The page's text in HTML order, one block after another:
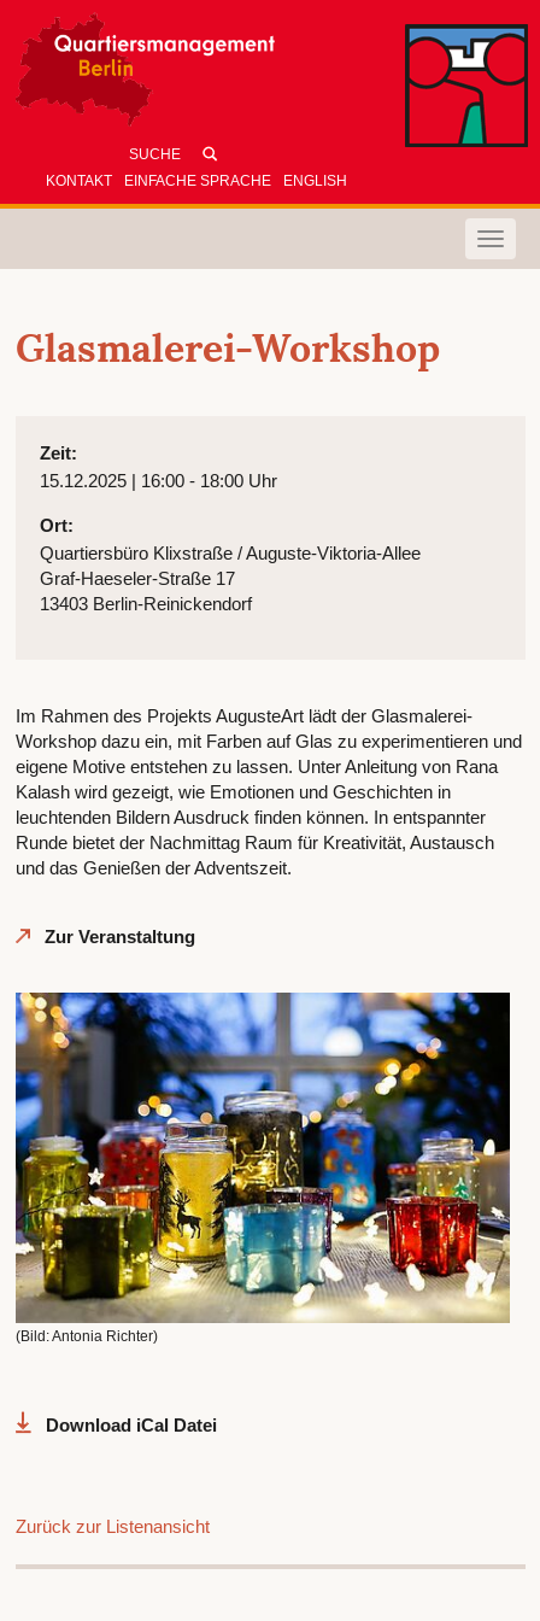
KONTAKT EINFACHE SPRACHE ENGLISH
Toggle
Glasmalerei-Workshop
Zeit:
15.12.2025 | 16:00 - 18:00 Uhr
Ort:
Quartiersbüro Klixstraße / Auguste-Viktoria-Allee
Graf-Haeseler-Straße 17
13403 Berlin-Reinickendorf
Im Rahmen des Projekts AugusteArt lädt der Glasmalerei-
Workshop dazu ein, mit Farben auf Glas zu experimentieren und
eigene Motive entstehen zu lassen. Unter Anleitung von Rana
Kalash wird gezeigt, wie Emotionen und Geschichten in
leuchtenden Bildern Ausdruck finden können. In entspannter
Runde bietet der Nachmittag Raum für Kreativität, Austausch
und das Genießen der Adventszeit.
Zur Veranstaltung
(Bild: Antonia Richter)
Download iCal Datei
Zurück zur Listenansicht